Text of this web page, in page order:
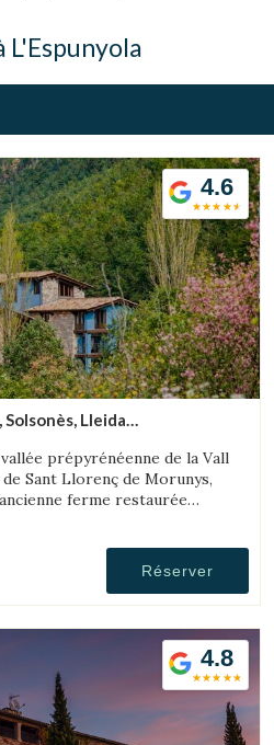
réservation
de réservation
L'Espunyola
4.6
Lleida
prépyrénéenne de la Vall
Sant Llorenç de Morunys,
ferme restaurée
Réserver
4.8